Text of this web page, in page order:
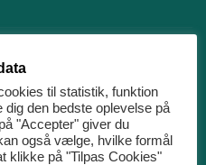
til statistik, funktion
dig den bedste oplevelse på
"Accepter" giver du
også vælge, hvilke formål
klikke på "Tilpas Cookies"